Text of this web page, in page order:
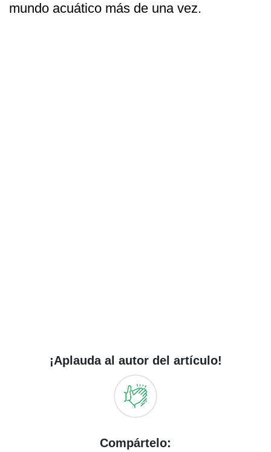
mundo acuático más de una vez.
¡Aplauda al autor del artículo!
Compártelo: